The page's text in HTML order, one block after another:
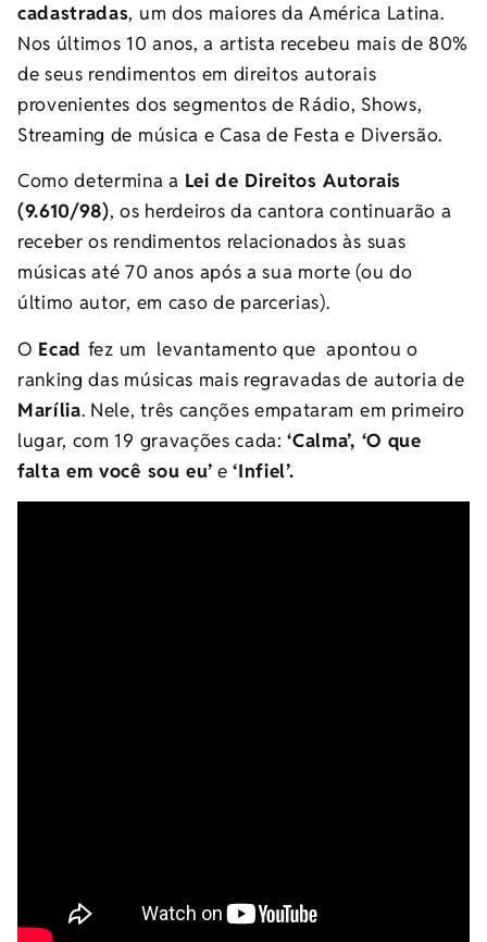
cadastradas, um dos maiores da América Latina.
Nos últimos 10 anos, a artista recebeu mais de 80%
de seus rendimentos em direitos autorais
provenientes dos segmentos de Rádio, Shows,
Streaming de música e Casa de Festa e Diversão.
Como determina a Lei de Direitos Autorais
(9.610/98), os herdeiros da cantora continuarão a
receber os rendimentos relacionados às suas
músicas até 70 anos após a sua morte (ou do
último autor, em caso de parcerias).
O Ecad fez um levantamento que apontou o
ranking das músicas mais regravadas de autoria de
Marília. Nele, três canções empataram em primeiro
lugar, com 19 gravações cada:‘Calma’, ‘O que
falta em você sou eu’ e‘Infiel’.